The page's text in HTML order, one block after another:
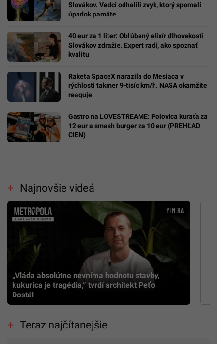
Slovákov. Vedci odhalili zvyk, ktorý spomalí
úpadok pamäte
40 eur za 1 liter: Obľúbený elixír dlhovekosti
Slovákov zdražie. Expert radí, ako spoznať
kvalitu
Raketa SpaceX narazila do Mesiaca v
rýchlosti takmer 9-tisíc km/h. NASA okamžite
reaguje
Gastro na LOVESTREAME: Polovica kuraťa za
12 eur a smash burger za 10 eur (PREHĽAD
CIEN)
Najnovšie videá
„Vláda absolútne nevníma hodnotu stavby,
kukurica je tragédia,” tvrdí architekt Peťo
Dostál
Teraz najčítanejšie